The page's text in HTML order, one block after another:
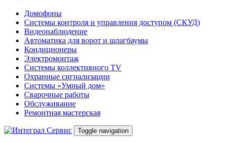
Домофоны
Системы контроля и управления доступом (СКУД)
Видеонаблюдение
Автоматика для ворот и шлагбаумы
Кондиционеры
Электромонтаж
Системы коллективного TV
Охранные сигнализации
Системы «Умный дом»
Сварочные работы
Обслуживание
Ремонтная мастерская
Toggle navigation